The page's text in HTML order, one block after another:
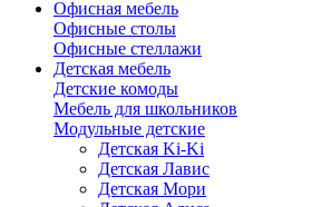
Офисная мебель
Офисные столы
Офисные стеллажи
Детская мебель
Детские комоды
Мебель для школьников
Модульные детские
Детская Ki-Ki
Детская Лавис
Детская Мори